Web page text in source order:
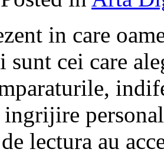
in care
cei care
ingrijire
lectura au